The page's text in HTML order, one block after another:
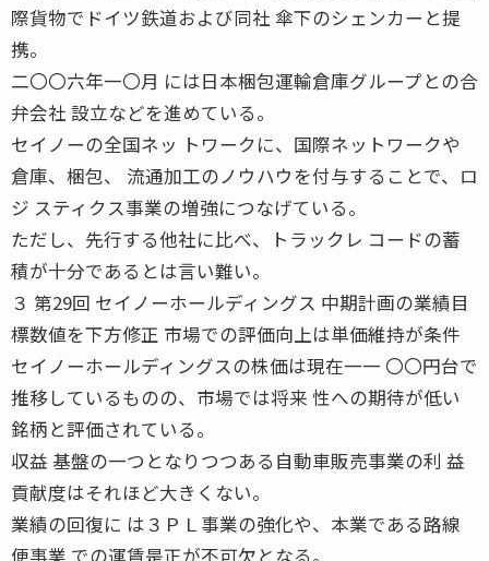
際貨物でドイツ鉄道および同社 傘下のシェンカーと提
携。
二〇〇六年一〇月 には日本梱包運輸倉庫グループとの合
弁会社 設立などを進めている。
セイノーの全国ネッ トワークに、国際ネットワークや
倉庫、梱包、 流通加工のノウハウを付与することで、ロ
ジ スティクス事業の増強につなげている。
ただし、先行する他社に比べ、トラックレ コードの蓄
積が十分であるとは言い難い。
３ 第29回 セイノーホールディングス 中期計画の業績目
標数値を下方修正 市場での評価向上は単価維持が条件
セイノーホールディングスの株価は現在一一 〇〇円台で
推移しているものの、市場では将来 性への期待が低い
銘柄と評価されている。
収益 基盤の一つとなりつつある自動車販売事業の利 益
貢献度はそれほど大きくない。
業績の回復に は３ＰＬ事業の強化や、本業である路線
便事業 での運賃是正が不可欠となる。